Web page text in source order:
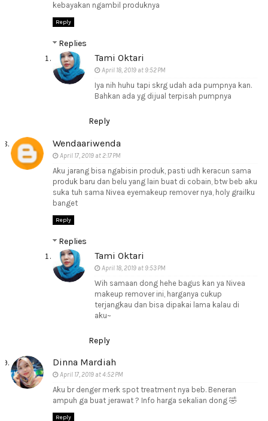
kebayakan ngambil produknya
Reply
Replies
Tami Oktari
April 18, 2019 at 9:52 PM
Iya nih huhu tapi skrg udah ada pumpnya kan.
Bahkan ada yg dijual terpisah pumpnya
Reply
Wendaariwenda
April 17, 2019 at 2:17 PM
Aku jarang bisa ngabisin produk, pasti udh keracun sama
produk baru dan belu yang lain buat di cobain, btw beb aku
suka tuh sama Nivea eyemakeup remover nya, holy grailku
banget
Reply
Replies
Tami Oktari
April 18, 2019 at 9:53 PM
Wih samaan dong hehe bagus kan ya Nivea
makeup remover ini, harganya cukup
terjangkau dan bisa dipakai lama kalau di
aku~
Reply
Dinna Mardiah
April 17, 2019 at 4:52 PM
Aku br denger merk spot treatment nya beb. Beneran
ampuh ga buat jerawat ? Info harga sekalian dong 🤣
Reply